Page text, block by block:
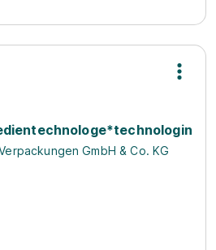
GmbH & Co. KG